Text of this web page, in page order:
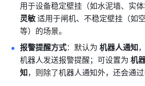
用于设备稳定壁挂（如水泥墙、实
灵敏 适用于闸机、不稳定壁挂（如
等）的场景。
报警提醒方式：默认为 机器人通知
机器人发送报警提醒；可设置为 机
知，则除了机器人通知外，还会通过